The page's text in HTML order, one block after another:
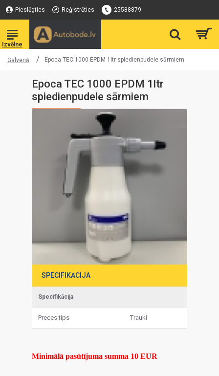
Pieslēgties Reģistrēties 25588879
Galvenā Epoca TEC 1000 EPDM 1ltr spiedienpudele sārmiem
Epoca TEC 1000 EPDM 1ltr
spiedienpudele sārmiem
SPECIFIKĀCIJA
Specifikācija
Preces tips Trauki
Minimālā pasūtījuma summa 10 EUR